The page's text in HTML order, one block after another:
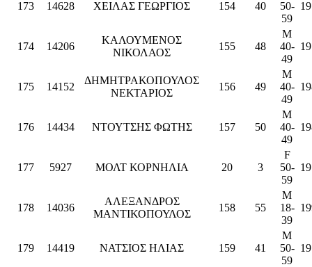
173 14628 ΧΕΙΛΑΣ ΓΕΩΡΓΙΟΣ 154 40
50-
59
174 14206
ΚΑΛΟΥΜΕΝΟΣ
ΝΙΚΟΛΑΟΣ
155 48
M
40-
49
175 14152
ΔΗΜΗΤΡΑΚΟΠΟΥΛΟΣ
ΝΕΚΤΑΡΙΟΣ
156 49
M
40-
49
176 14434 ΝΤΟΥΤΣΗΣ ΦΩΤΗΣ 157 50
M
40-
49
177 5927 ΜΟΛΤ ΚΟΡΝΗΛΙΑ 20 3
F
50-
59
178 14036
ΑΛΕΞΑΝΔΡΟΣ
ΜΑΝΤΙΚΟΠΟΥΛΟΣ
158 55
M
18-
39
179 14419 ΝΑΤΣΙΟΣ ΗΛΙΑΣ 159 41
M
50-
59